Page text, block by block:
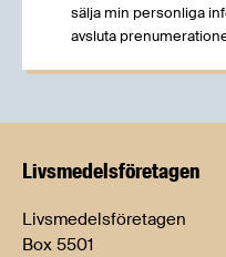
sälja min personliga
avsluta
Livsmedels­företagen
Livsmedelsföretagen
Box 5501